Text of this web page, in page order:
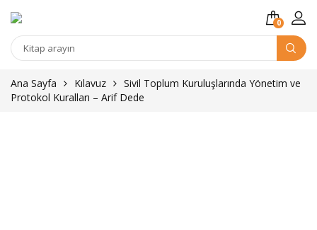
0
Kitap
Ana Sayfa Kılavuz
Sivil Toplum Kuruluşlarında Yönetim ve
Protokol Kuralları – Arif Dede